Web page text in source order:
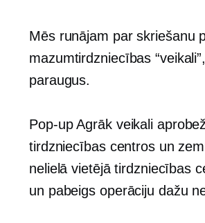
Mēs runājam par skriešanu
mazumtirdzniecības
paraugus.
Pop-upAgrāk veikali
tirdzniecības centros un
nelielā vietējā tirdzniecības
un pabeigs operāciju dažu